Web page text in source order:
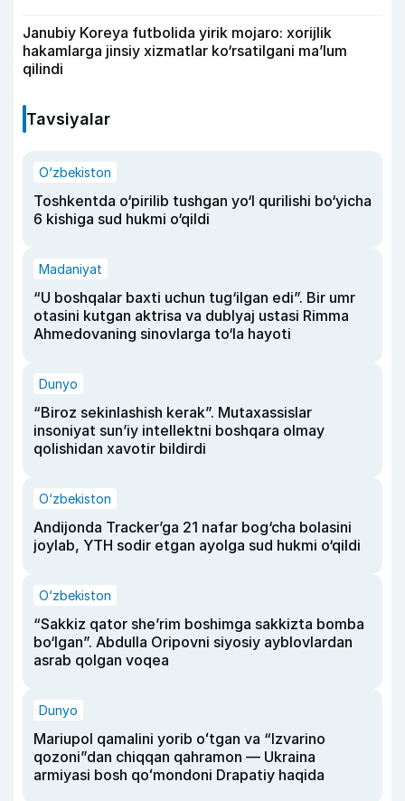
Janubiy Koreya futbolida yirik mojaro: xorijlik
hakamlarga jinsiy xizmatlar ko‘rsatilgani ma’lum
qilindi
Tavsiyalar
O‘zbekiston
Toshkentda o‘pirilib tushgan yo‘l qurilishi bo‘yicha
6 kishiga sud hukmi o‘qildi
Madaniyat
“U boshqalar baxti uchun tug‘ilgan edi”. Bir umr
otasini kutgan aktrisa va dublyaj ustasi Rimma
Ahmedovaning sinovlarga to‘la hayoti
Dunyo
“Biroz sekinlashish kerak”. Mutaxassislar
insoniyat sun’iy intellektni boshqara olmay
qolishidan xavotir bildirdi
O‘zbekiston
Andijonda Tracker’ga 21 nafar bog‘cha bolasini
joylab, YTH sodir etgan ayolga sud hukmi o‘qildi
O‘zbekiston
“Sakkiz qator she’rim boshimga sakkizta bomba
bo‘lgan”. Abdulla Oripovni siyosiy ayblovlardan
asrab qolgan voqea
Dunyo
Mariupol qamalini yorib oʻtgan va “Izvarino
qozoni”dan chiqqan qahramon — Ukraina
armiyasi bosh qoʻmondoni Drapatiy haqida